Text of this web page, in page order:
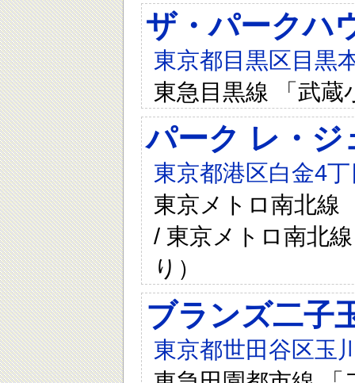
ザ・パークハ
東京都目黒区目黒
東急目黒線 「武蔵
パーク レ・ジ
東京都港区白金4
東京メトロ南北線
/ 東京メトロ南北
り）
ブランズ二子
東京都世田谷区玉